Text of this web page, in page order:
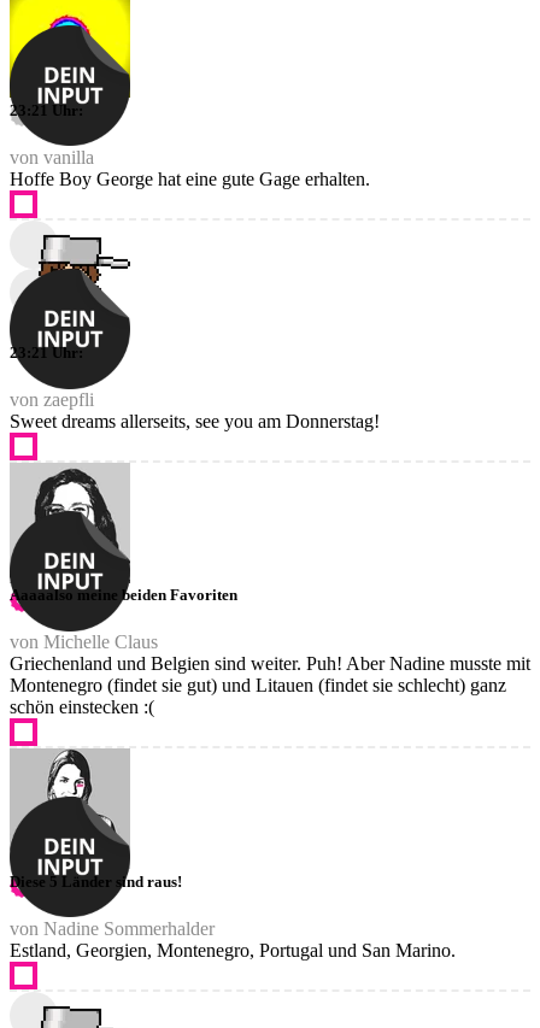
23:21 Uhr:
von vanilla
Hoffe Boy George hat eine gute Gage erhalten.
23:21 Uhr:
von zaepfli
Sweet dreams allerseits, see you am Donnerstag!
Aaaaalso meine beiden Favoriten
von Michelle Claus
Griechenland und Belgien sind weiter. Puh! Aber Nadine musste mit
Montenegro (findet sie gut) und Litauen (findet sie schlecht) ganz
schön einstecken :(
Diese 5 Länder sind raus!
von Nadine Sommerhalder
Estland, Georgien, Montenegro, Portugal und San Marino.